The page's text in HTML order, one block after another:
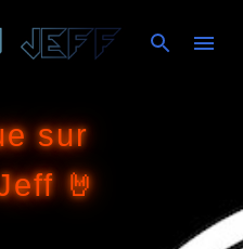
principal
sur
🤘